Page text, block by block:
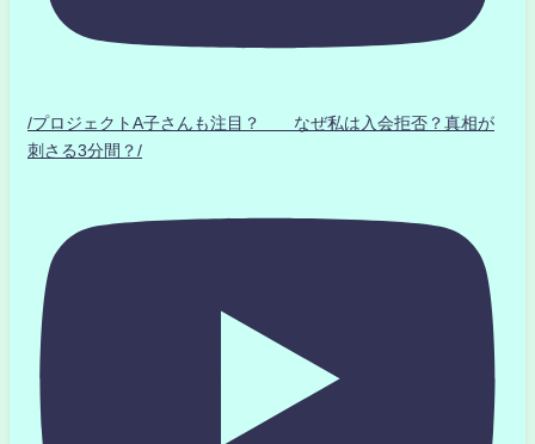
/プロジェクトA子さんも注目？ なぜ私は入会拒否？真相が
刺さる3分間？/